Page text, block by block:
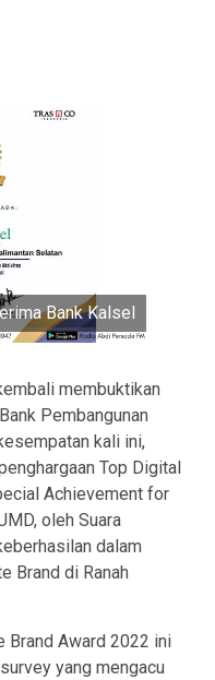
Bank Kalsel
membuktikan
Pembangunan
kali ini,
Top Digital
Achievement for
oleh Suara
dalam
Brand di Ranah
Brand Award 2022 ini
yang mengacu